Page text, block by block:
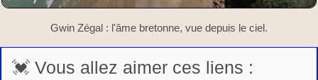
Gwin Zégal : l'âme bretonne, vue depuis le ciel.
💓 Vous allez aimer ces liens :